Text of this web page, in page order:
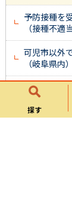
探す
予防接種を
（接種不適
可児市以外
（岐阜県内）
長期療養等
れなかった方